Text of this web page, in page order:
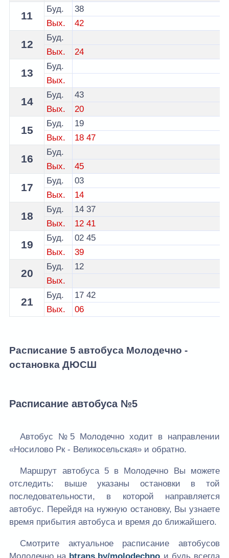
11
Буд.
38
Вых.
42
12
Буд.
Вых.
24
13
Буд.
Вых.
14
Буд.
43
Вых.
20
15
Буд.
19
Вых.
18 47
16
Буд.
Вых.
45
17
Буд.
03
Вых.
14
18
Буд. 14 37
Вых.
12 41
19
Буд. 02 45
Вых.
39
20
Буд.
12
Вых.
21
Буд. 17 42
Вых.
06
Расписание 5 автобуса Молодечно -
остановка ДЮСШ
Расписание автобуса №5
Автобус №5 Молодечно ходит в направлении
«Носилово Рк - Великосельская» и обратно.
Маршрут автобуса 5 в Молодечно Вы можете
отследить: выше указаны остановки в той
последовательности, в которой направляется
автобус. Перейдя на нужную остановку, Вы узнаете
время прибытия автобуса и время до ближайшего.
Смотрите актуальное расписание автобусов
Молодечно на btrans.by/molodechno и будь всегда